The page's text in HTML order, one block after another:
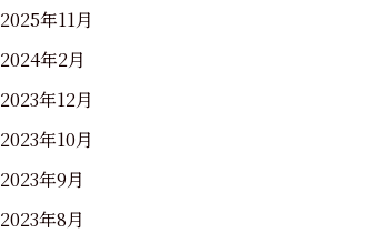
2025年11月
2024年2月
2023年12月
2023年10月
2023年9月
2023年8月